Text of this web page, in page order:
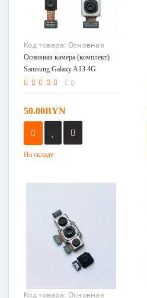
Код товара: Основная
камера (комплект)
Samsung Galaxy A13 4G
(A135)
Основная камера (комплект)
Samsung Galaxy A13 4G
(A135)
0
50.00BYN
На складе
Код товара: Основная